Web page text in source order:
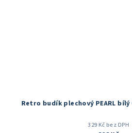
Retro budík plechový PEARL bílý
329 Kč bez DPH